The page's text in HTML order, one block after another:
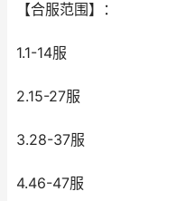
【合服范围】：
1.1-14服
2.15-27服
3.28-37服
4.46-47服